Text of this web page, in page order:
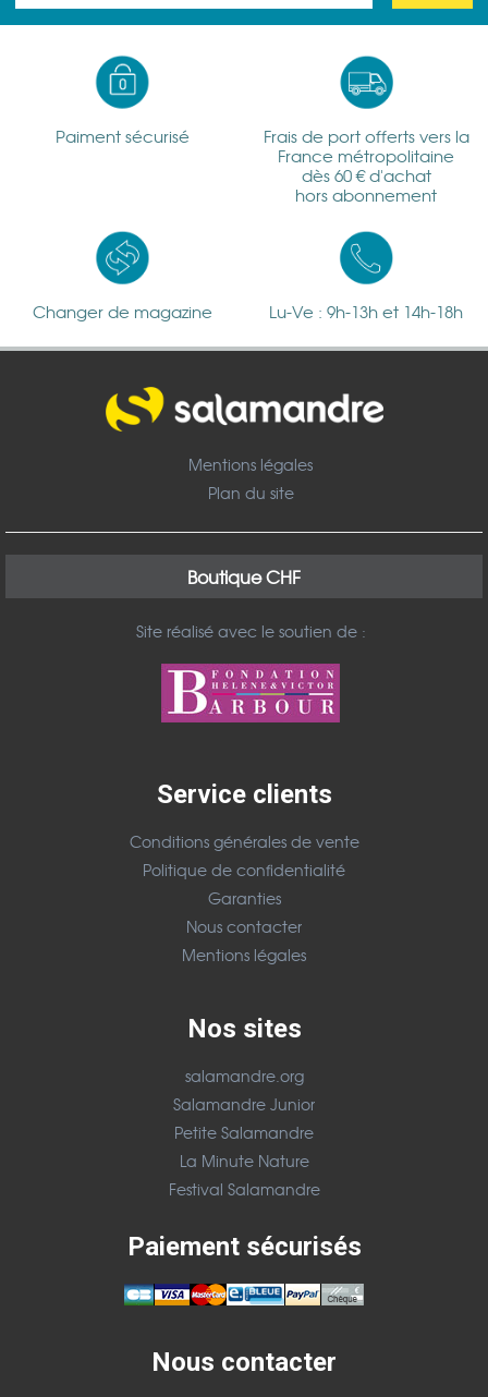
Paiment sécurisé
Frais de port offerts vers la
France métropolitaine
dès 60 € d'achat
hors abonnement
Changer de magazine Lu-Ve : 9h-13h et 14h-18h
Mentions légales
Plan du site
Boutique CHF
Site réalisé avec le soutien de :
Service clients
Conditions générales de vente
Politique de confidentialité
Garanties
Nous contacter
Mentions légales
Nos sites
salamandre.org
Salamandre Junior
Petite Salamandre
La Minute Nature
Festival Salamandre
Paiement sécurisés
Nous contacter